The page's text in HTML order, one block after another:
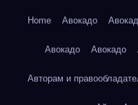
Home Авокадо
Авокадо Авокадо
Авторам и